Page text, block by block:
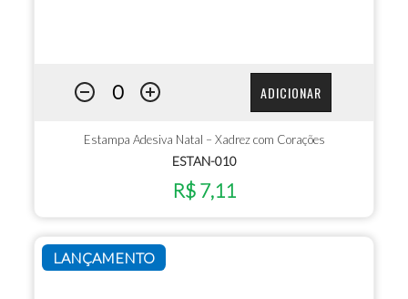
ADICIONAR
Estampa Adesiva Natal – Xadrez com Corações
ESTAN-010
R$ 7,11
LANÇAMENTO